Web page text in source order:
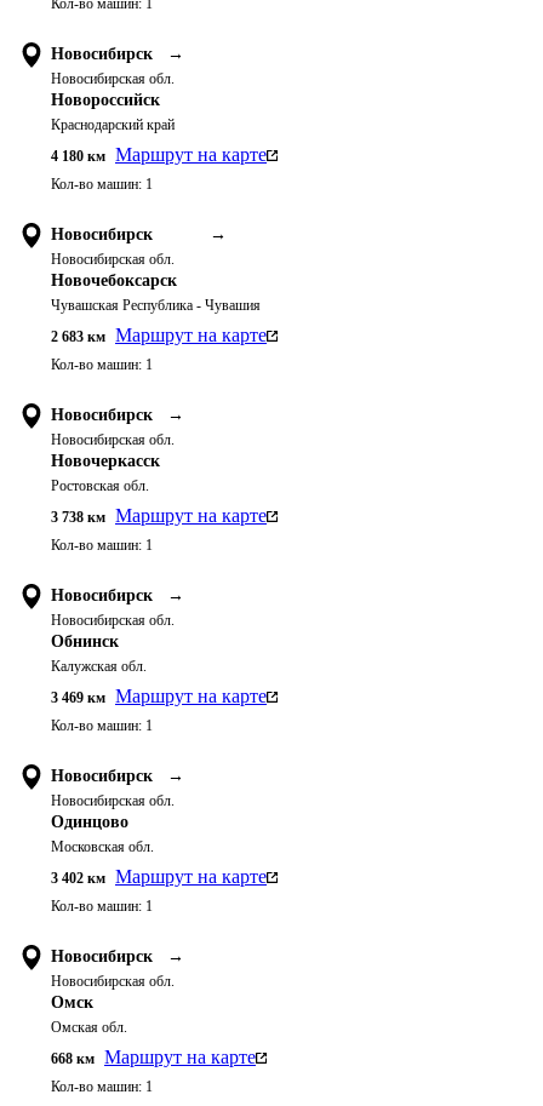
Кол-во машин: 1
Новосибирск →
Новосибирская обл.
Новороссийск
Краснодарский край
4 180 км Маршрут на карте
Кол-во машин: 1
Новосибирск →
Новосибирская обл.
Новочебоксарск
Чувашская Республика - Чувашия
2 683 км Маршрут на карте
Кол-во машин: 1
Новосибирск →
Новосибирская обл.
Новочеркасск
Ростовская обл.
3 738 км Маршрут на карте
Кол-во машин: 1
Новосибирск →
Новосибирская обл.
Обнинск
Калужская обл.
3 469 км Маршрут на карте
Кол-во машин: 1
Новосибирск →
Новосибирская обл.
Одинцово
Московская обл.
3 402 км Маршрут на карте
Кол-во машин: 1
Новосибирск →
Новосибирская обл.
Омск
Омская обл.
668 км Маршрут на карте
Кол-во машин: 1